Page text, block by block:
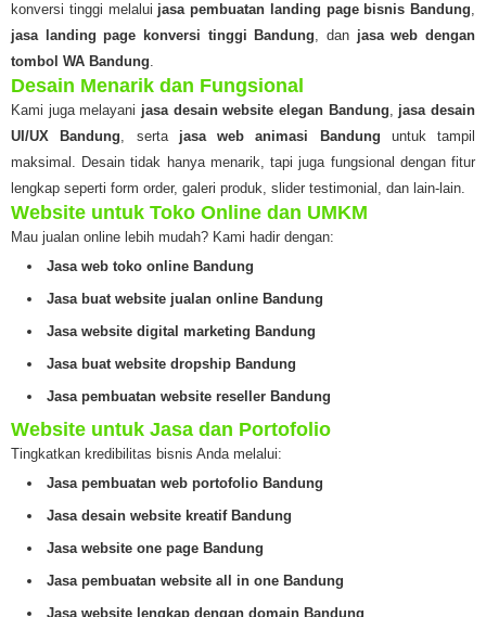
konversi tinggi melalui jasa pembuatan landing page bisnis Bandung,
jasa landing page konversi tinggi Bandung, dan jasa web dengan
tombol WA Bandung.
Desain Menarik dan Fungsional
Kami juga melayani jasa desain website elegan Bandung, jasa desain
UI/UX Bandung, serta jasa web animasi Bandung untuk tampil
maksimal. Desain tidak hanya menarik, tapi juga fungsional dengan fitur
lengkap seperti form order, galeri produk, slider testimonial, dan lain-lain.
Website untuk Toko Online dan UMKM
Mau jualan online lebih mudah? Kami hadir dengan:
Jasa web toko online Bandung
Jasa buat website jualan online Bandung
Jasa website digital marketing Bandung
Jasa buat website dropship Bandung
Jasa pembuatan website reseller Bandung
Website untuk Jasa dan Portofolio
Tingkatkan kredibilitas bisnis Anda melalui:
Jasa pembuatan web portofolio Bandung
Jasa desain website kreatif Bandung
Jasa website one page Bandung
Jasa pembuatan website all in one Bandung
Jasa website lengkap dengan domain Bandung